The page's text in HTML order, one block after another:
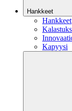
Hankkeet
Hankkeet
Kapyysi